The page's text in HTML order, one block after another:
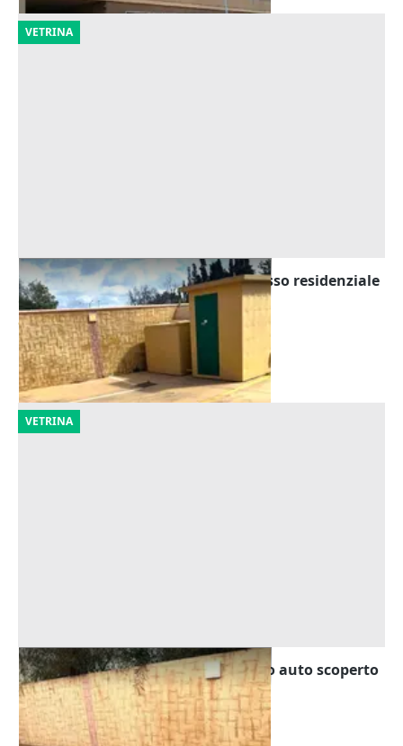
VETRINA
Asta Posto auto (sub 15) in complesso residenziale
Oristano (Oristano)
Offerta minima
3.244 €
01/10/2026
VETRINA
Asta Area urbana destinata a posto auto scoperto
Cabras (Oristano)
Offerta minima
1.253 €